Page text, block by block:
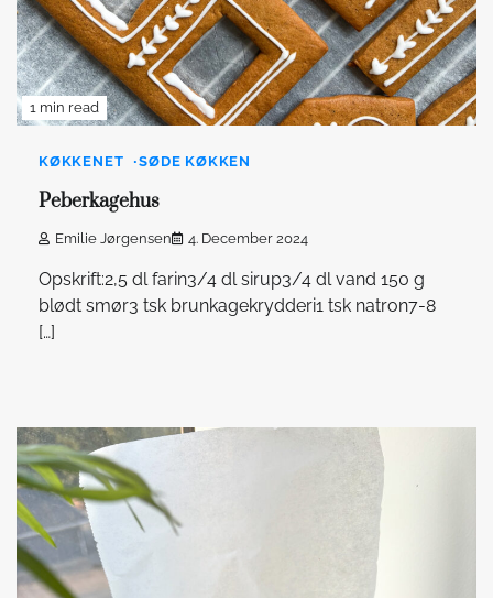
1 min read
KØKKENET SØDE KØKKEN
Peberkagehus
Emilie Jørgensen 4. December 2024
Opskrift:2,5 dl farin3/4 dl sirup3/4 dl vand 150 g
blødt smør3 tsk brunkagekrydderi1 tsk natron7-8
[…]